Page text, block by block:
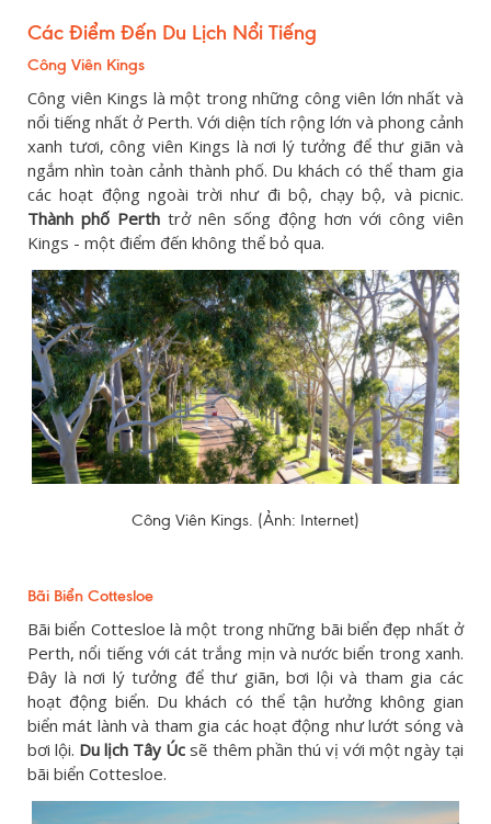
Các Điểm Đến Du Lịch Nổi Tiếng
Công Viên Kings
Công viên Kings là một trong những công viên lớn nhất và
nổi tiếng nhất ở Perth. Với diện tích rộng lớn và phong cảnh
xanh tươi, công viên Kings là nơi lý tưởng để thư giãn và
ngắm nhìn toàn cảnh thành phố. Du khách có thể tham gia
các hoạt động ngoài trời như đi bộ, chạy bộ, và picnic.
Thành phố Perth trở nên sống động hơn với công viên
Kings - một điểm đến không thể bỏ qua.
Công Viên Kings. (Ảnh: Internet)
Bãi Biển Cottesloe
Bãi biển Cottesloe là một trong những bãi biển đẹp nhất ở
Perth, nổi tiếng với cát trắng mịn và nước biển trong xanh.
Đây là nơi lý tưởng để thư giãn, bơi lội và tham gia các
hoạt động biển. Du khách có thể tận hưởng không gian
biển mát lành và tham gia các hoạt động như lướt sóng và
bơi lội. Du lịch Tây Úc sẽ thêm phần thú vị với một ngày tại
bãi biển Cottesloe.